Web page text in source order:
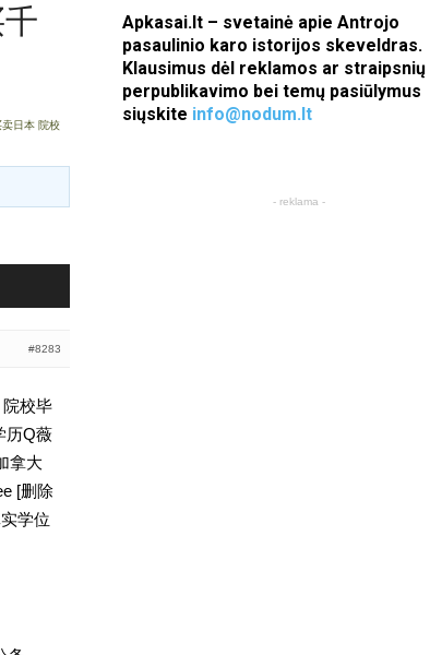
日本 院校
#8283
校毕
历Q薇
拿大
[删除
学位
Apkasai.lt – svetainė apie Antrojo
pasaulinio karo istorijos skeveldras.
Klausimus dėl reklamos ar straipsnių
perpublikavimo bei temų pasiūlymus
siųskite info@nodum.lt
- reklama -